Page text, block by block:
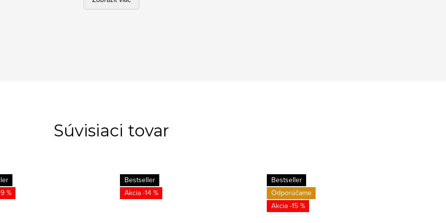
Súvisiaci tovar
%
Bestseller
-14 %
Bestseller
Odporúčame
-15 %